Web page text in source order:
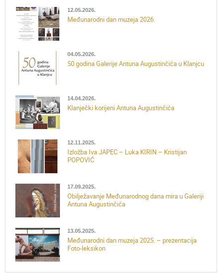
12.05.2026.
Međunarodni dan muzeja 2026.
04.05.2026.
50 godina Galerije Antuna Augustinčića u Klanjcu
14.04.2026.
Klanječki korijeni Antuna Augustinčića
12.11.2025.
Izložba Iva JAPEC – Luka KIRIN – Kristijan
POPOVIĆ
17.09.2025.
Obilježavanje Međunarodnog dana mira u Galeriji
Antuna Augustinčića
13.05.2025.
Međunarodni dan muzeja 2025. – prezentacija
Foto-leksikon